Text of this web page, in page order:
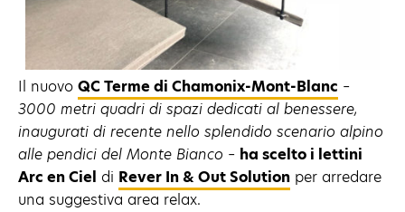
Il nuovo QC Terme di Chamonix-Mont-Blanc –
3000 metri quadri di spazi dedicati al benessere,
inaugurati di recente nello splendido scenario alpino
alle pendici del Monte Bianco – ha scelto i lettini
Arc en Ciel di Rever In & Out Solution per arredare
una suggestiva area relax.